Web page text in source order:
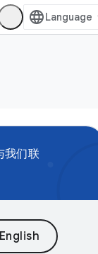
我们联